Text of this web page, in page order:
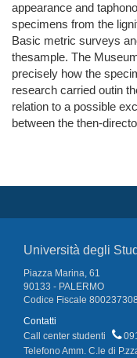
appearance and
specimens from the
Basic metric surveys
thesample. The
precisely how the
research carried outin
relation to a possible
between the then-
Università degli
Piazza Marina, 61
90133 - PALERMO
Codice Fiscale
Contatti
Call center studenti
Telefono Amm. C.le di